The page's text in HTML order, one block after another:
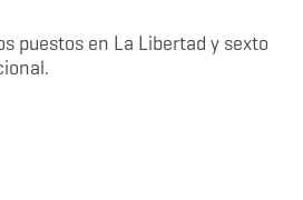
puestos en La Libertad y sexto